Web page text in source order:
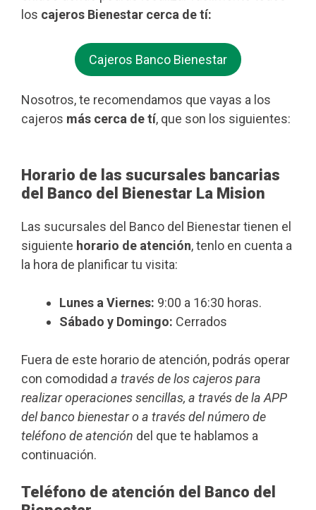
los cajeros Bienestar cerca de tí:
Cajeros Banco Bienestar
Nosotros, te recomendamos que vayas a los
cajeros más cerca de tí, que son los siguientes:
Horario de las sucursales bancarias
del Banco del Bienestar La Mision
Las sucursales del Banco del Bienestar tienen el
siguiente horario de atención, tenlo en cuenta a
la hora de planificar tu visita:
Lunes a Viernes: 9:00 a 16:30 horas.
Sábado y Domingo: Cerrados
Fuera de este horario de atención, podrás operar
con comodidad a través de los cajeros para
realizar operaciones sencillas, a través de la APP
del banco bienestar o a través del número de
teléfono de atención del que te hablamos a
continuación.
Teléfono de atención del Banco del